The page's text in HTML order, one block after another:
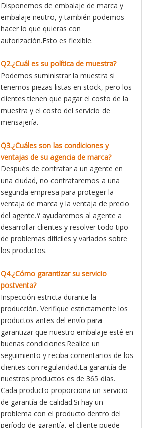
Disponemos de embalaje de marca y
embalaje neutro, y también podemos
hacer lo que quieras con
autorización.Esto es flexible.
Q2.¿Cuál es su política de muestra?
Podemos suministrar la muestra si
tenemos piezas listas en stock, pero los
clientes tienen que pagar el costo de la
muestra y el costo del servicio de
mensajería.
Q3.¿Cuáles son las condiciones y
ventajas de su agencia de marca?
Después de contratar a un agente en
una ciudad, no contrataremos a una
segunda empresa para proteger la
ventaja de marca y la ventaja de precio
del agente.Y ayudaremos al agente a
desarrollar clientes y resolver todo tipo
de problemas difíciles y variados sobre
los productos.
Q4.¿Cómo garantizar su servicio
postventa?
Inspección estricta durante la
producción. Verifique estrictamente los
productos antes del envío para
garantizar que nuestro embalaje esté en
buenas condiciones.Realice un
seguimiento y reciba comentarios de los
clientes con regularidad.La garantía de
nuestros productos es de 365 días.
Cada producto proporciona un servicio
de garantía de calidad.Si hay un
problema con el producto dentro del
período de garantía, el cliente puede